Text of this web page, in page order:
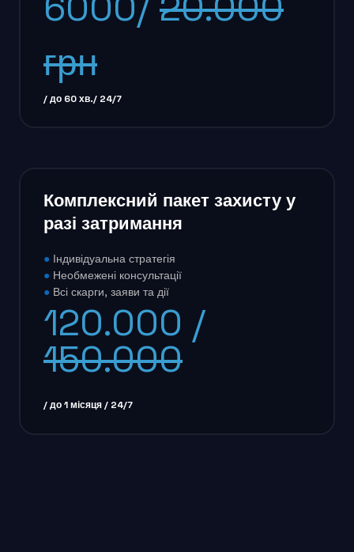
грн
/ до 60 хв./ 24/7
Комплексний пакет захисту у
разі затримання
● Індивідуальна стратегія
● Необмежені консультації
● Всі скарги, заяви та дії
120.000 /
150.000
/ до 1 місяця / 24/7